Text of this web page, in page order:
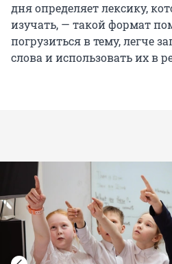
дня определяет лексику,
изучать, — такой формат
погрузиться в тему, легче
слова и использовать их в